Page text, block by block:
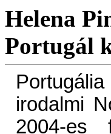
Helena
Portugál
irodalmi
2004-es